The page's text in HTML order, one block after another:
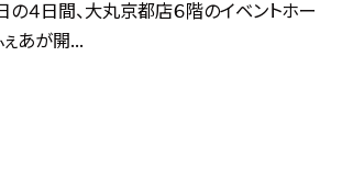
の４日間、大丸京都店６階のイベントホー
あが開...